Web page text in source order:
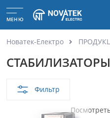
МЕНЮ
Новатек-Електро
Фильтр